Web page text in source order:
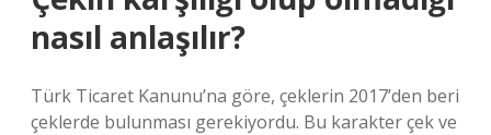
nasıl anlaşılır?
Türk Ticaret Kanunu’na göre, çeklerin 2017’den beri
çeklerde bulunması gerekiyordu. Bu karakter çek ve